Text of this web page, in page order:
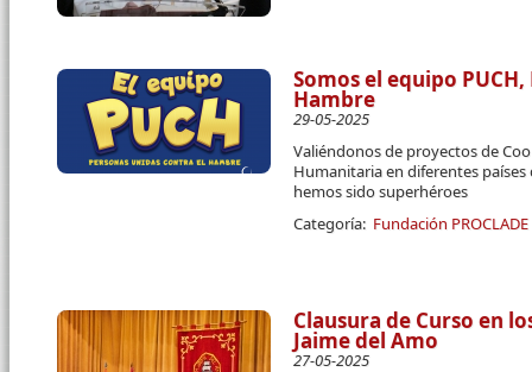
Somos el equipo
Hambre
29-05-2025
Valiéndonos de proyectos de
Humanitaria en diferentes países
hemos sido superhéroes
Categoría: Fundación PROCLADE
Clausura de Curso en
Jaime del Amo
27-05-2025